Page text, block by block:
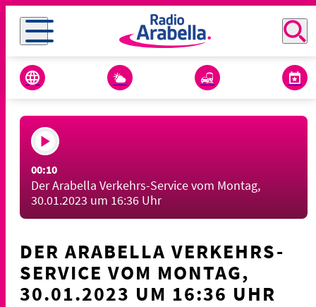
00:10
Der Arabella Verkehrs-Service vom Montag,
30.01.2023 um 16:36 Uhr
DER ARABELLA VERKEHRS-
SERVICE VOM MONTAG,
30.01.2023 UM 16:36 UHR